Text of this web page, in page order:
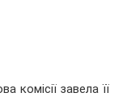
комісії завела її